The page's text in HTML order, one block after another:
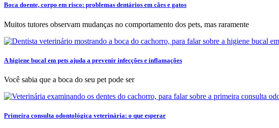
Boca doente, corpo em risco: problemas dentários em cães e gatos
Muitos tutores observam mudanças no comportamento dos pets, mas raramente
A higiene bucal em pets ajuda a prevenir infecções e inflamações
Você sabia que a boca do seu pet pode ser
Primeira consulta odontológica veterinária: o que esperar